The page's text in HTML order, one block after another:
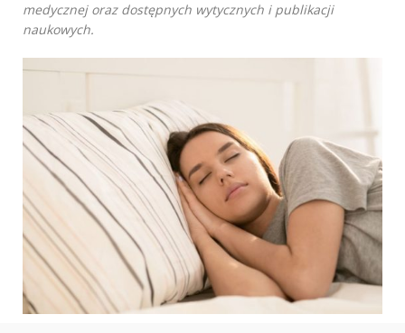
medycznej oraz dostępnych wytycznych i publikacji
naukowych.